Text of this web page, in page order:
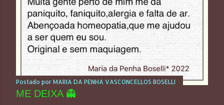
Postado por MARIA DA PENHA VASCONCELLOS BOSELLI
ME DEIXA 👻